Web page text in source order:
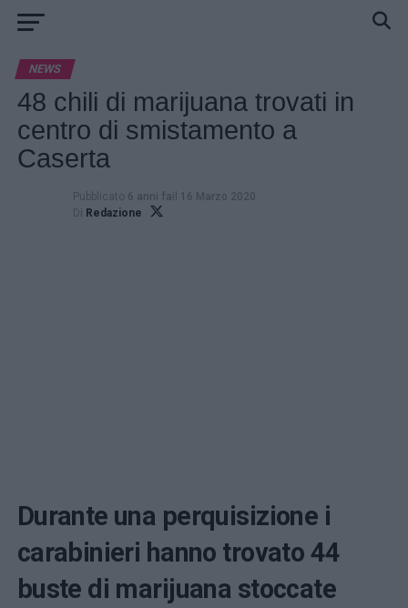
NEWS
48 chili di marijuana trovati in
centro di smistamento a
Caserta
Pubblicato 6 anni fail 16 Marzo 2020
Di Redazione
Durante una perquisizione i
carabinieri hanno trovato 44
buste di marijuana stoccate